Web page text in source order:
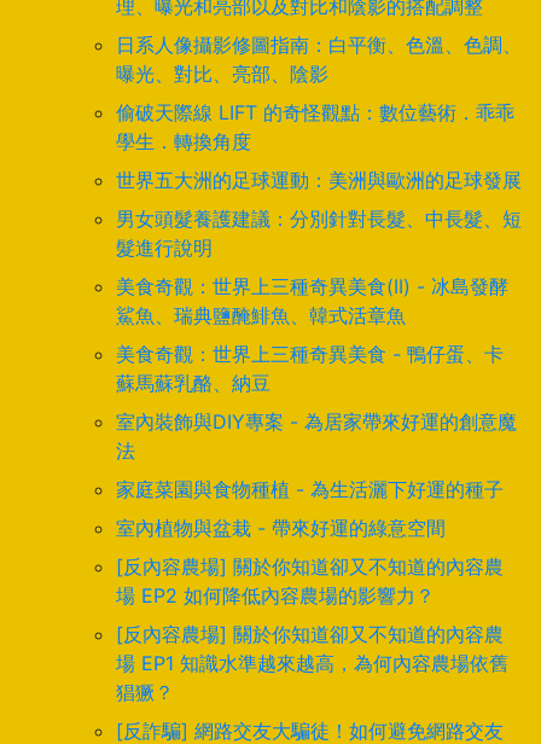
理、曝光和亮部以及對比和陰影的搭配調整
日系人像攝影修圖指南：白平衡、色溫、色調、
曝光、對比、亮部、陰影
偷破天際線 LIFT 的奇怪觀點：數位藝術．乖乖
學生．轉換角度
世界五大洲的足球運動：美洲與歐洲的足球發展
男女頭髮養護建議：分別針對長髮、中長髮、短
髮進行說明
美食奇觀：世界上三種奇異美食(II) - 冰島發酵
鯊魚、瑞典鹽醃鯡魚、韓式活章魚
美食奇觀：世界上三種奇異美食 - 鴨仔蛋、卡
蘇馬蘇乳酪、納豆
室內裝飾與DIY專案 - 為居家帶來好運的創意魔
法
家庭菜園與食物種植 - 為生活灑下好運的種子
室內植物與盆栽 - 帶來好運的綠意空間
[反內容農場] 關於你知道卻又不知道的內容農
場 EP2 如何降低內容農場的影響力？
[反內容農場] 關於你知道卻又不知道的內容農
場 EP1 知識水準越來越高，為何內容農場依舊
猖獗？
[反詐騙] 網路交友大騙徒！如何避免網路交友